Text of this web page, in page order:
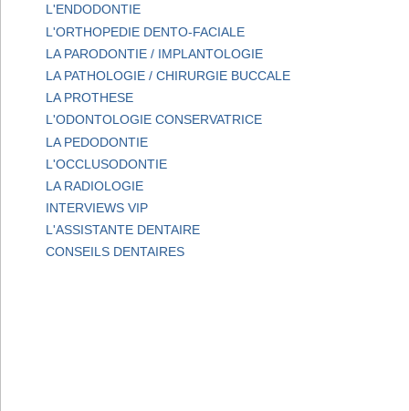
L'ENDODONTIE
L'ORTHOPEDIE DENTO-FACIALE
LA PARODONTIE / IMPLANTOLOGIE
LA PATHOLOGIE / CHIRURGIE BUCCALE
LA PROTHESE
L'ODONTOLOGIE CONSERVATRICE
LA PEDODONTIE
L'OCCLUSODONTIE
LA RADIOLOGIE
INTERVIEWS VIP
L'ASSISTANTE DENTAIRE
CONSEILS DENTAIRES